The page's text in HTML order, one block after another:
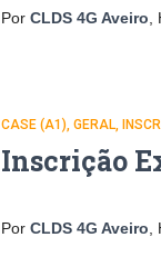
Por CLDS 4G Aveiro
CASE (A1) GERAL
Inscrição
Por CLDS 4G Aveiro